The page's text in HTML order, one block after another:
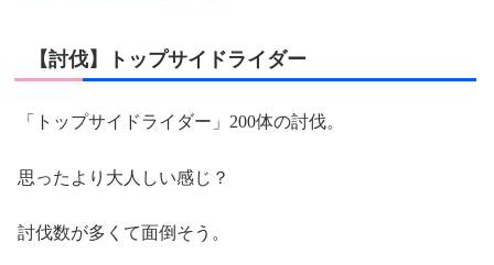
【討伐】トップサイドライダー
「トップサイドライダー」200体の討伐。
思ったより大人しい感じ？
討伐数が多くて面倒そう。